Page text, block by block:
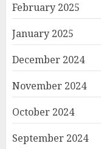
February 2025
January 2025
December 2024
November 2024
October 2024
September 2024